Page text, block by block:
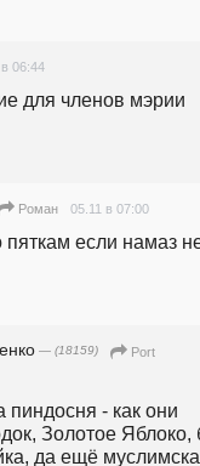
06:44
для членов мэрии
Роман 05.11 в 07:00
если намаз
— (18159)
Port
пиндосня - как они
Золотое Яблоко,
да ещё